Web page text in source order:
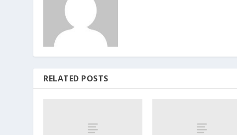
RELATED POSTS